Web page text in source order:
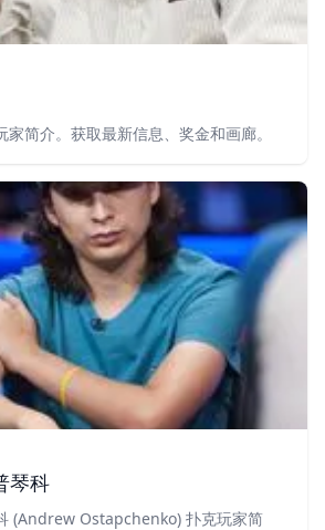
家简介。获取最新信息、奖金和画廊。
琴科
(Andrew Ostapchenko) 扑克玩家简